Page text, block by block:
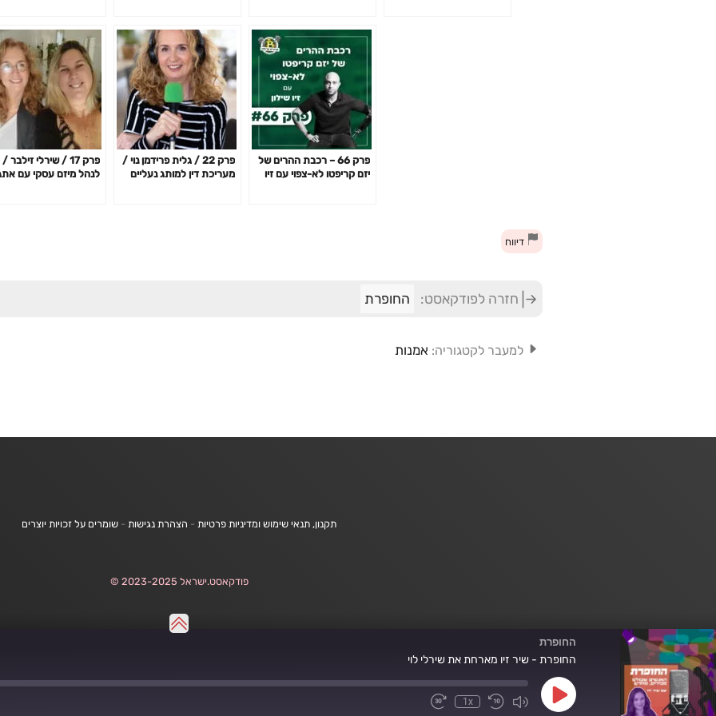
החופרת
החופרת - שיר זיו מארחת את שירלי לוי
Play
Episode
Mute/Unmute
Rewind
1x
Fast
פרק 66 – רכבת ההרים של
יזם קריפטו לא-צפוי עם זיו
פרק 22 / גלית פרידמן נוי /
מעריכת דין למותג נעליים
פרק 17 / שירלי זילבר /
לנהל מיזם עסקי עם
דיווח
חזרה לפודקאסט: החופרת
למעבר לקטגוריה: אמנות
תקנון, תנאי שימוש ומדיניות פרטיות - הצהרת נגישות - שומרים על זכויות יוצרים
פודקאסט.ישראל 2023-2025 ©